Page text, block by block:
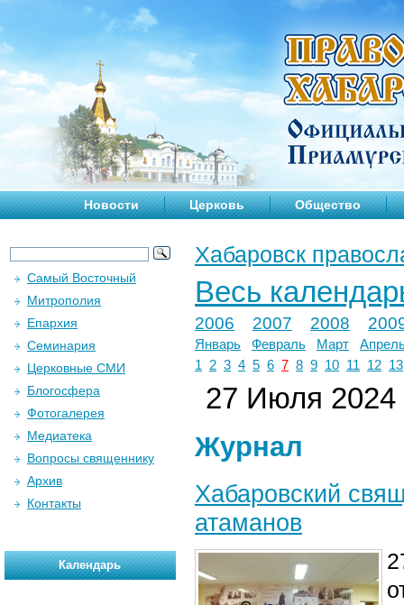
Новости Церковь Общество
Хабаровск
Весь
2006 2007 2008
Январь Февраль Март
1
2 3 4 5 6 7 8 9 10 11 12 13
27 Июля 2024
Журнал
Хабаровский
атаманов
Самый Восточный
Митрополия
Епархия
Семинария
Церковные СМИ
Блогосфера
Фотогалерея
Медиатека
Вопросы священнику
Архив
Контакты
Календарь